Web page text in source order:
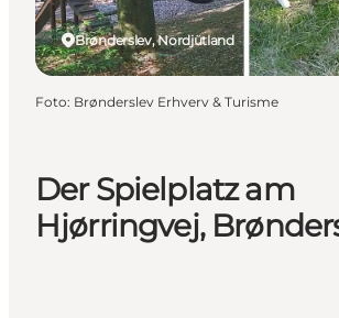
Der Spielplatz am
Hjørringvej,
Brønderslev, Nordjütland
Foto: Brønderslev Erhverv & Turisme